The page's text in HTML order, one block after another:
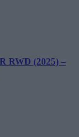
RWD (2025) –